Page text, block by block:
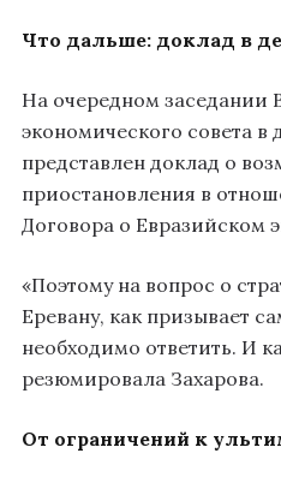
Что дальше: доклад в
На очередном заседании
экономического совета в
представлен доклад о
приостановления в
Договора о Евразийском
«Поэтому на вопрос о
Еревану, как призывает
необходимо ответить. И
резюмировала Захарова.
От ограничений к